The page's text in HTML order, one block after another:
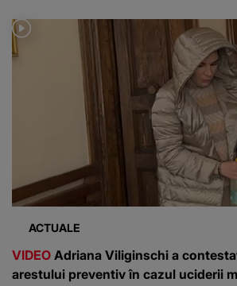
ACTUALE
VIDEO Adriana Viliginschi a
arestului preventiv în cazul uciderii